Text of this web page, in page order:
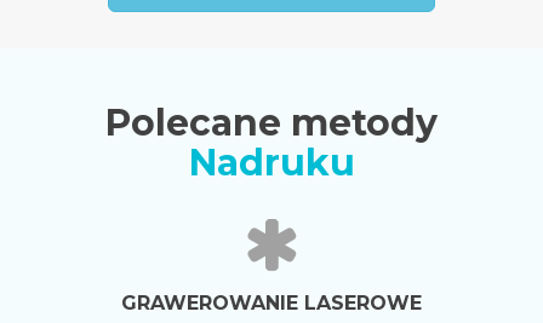
Polecane metody
Nadruku
GRAWEROWANIE LASEROWE